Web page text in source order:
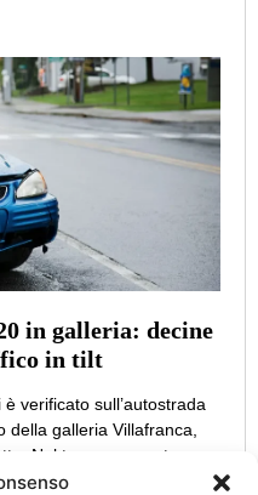
in galleria: decine
in tilt
verificato sull’autostrada
della galleria Villafranca,
Nel tamponamento sono